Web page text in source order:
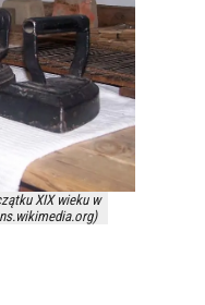
XIX wieku w